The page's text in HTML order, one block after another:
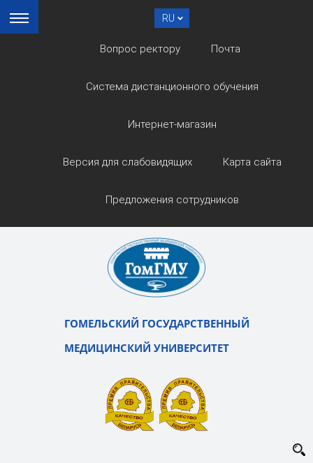
RU
Вопрос ректору Почта
Система дистанционного обучения
Интернет-магазин
Версия для слабовидящих Карта сайта
Предложения сотрудников
ГОМЕЛЬСКИЙ ГОСУДАРСТВЕННЫЙ
МЕДИЦИНСКИЙ УНИВЕРСИТЕТ